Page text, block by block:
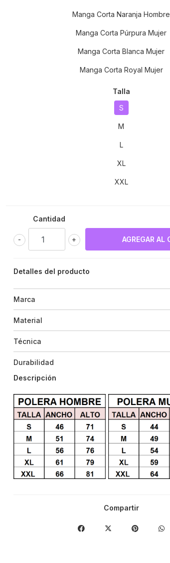
Manga Corta Naranja Hombre
Manga Corta Púrpura Mujer
Manga Corta Blanca Mujer
Manga Corta Royal Mujer
Talla
S
M
L
XL
XXL
Cantidad
+
-
Detalles del producto
Marca
Material
Técnica
Durabilidad
Descripción
Compartir